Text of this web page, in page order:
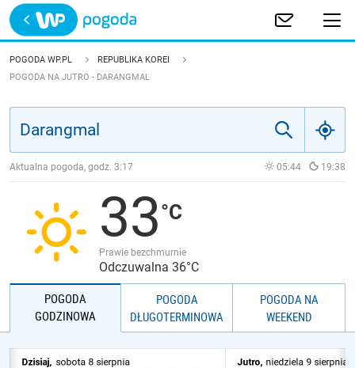
Trwa ładowanie
POLSKA
JAKOŚĆ POWIETRZA
POGODA WP.PL
REPUBLIKA KOREI
POGODA NA JUTRO - DARANGMAL
Aktualna pogoda, godz. 3:17 05:44 19:38
33
Prawie bezchmurnie
Odczuwalna 36°C
POGODA
GODZINOWA
POGODA
DŁUGOTERMINOWA
POGODA NA
WEEKEND